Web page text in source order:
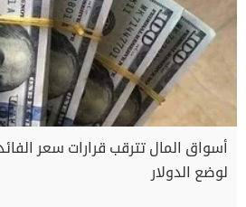
أسواق المال تترقب قرارات سعر
لوضع الدولار